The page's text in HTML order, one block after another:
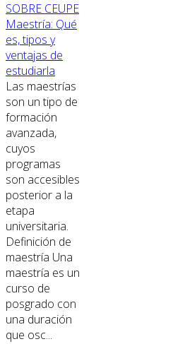
SOBRE CEUPE
Maestría: Qué
es, tipos y
ventajas de
estudiarla
Las maestrías
son un tipo de
formación
avanzada,
cuyos
programas
son accesibles
posterior a la
etapa
universitaria.
Definición de
maestría Una
maestría es un
curso de
posgrado con
una duración
que osc...